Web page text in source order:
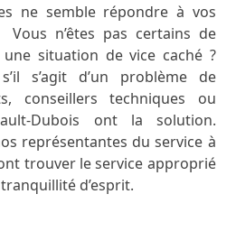
ne semble répondre à vos
Vous n’êtes pas certains de
situation de vice caché ?
s’agit d’un problème de
conseillers techniques ou
Dubois ont la solution.
représentantes du service à
trouver le service approprié
d’esprit.